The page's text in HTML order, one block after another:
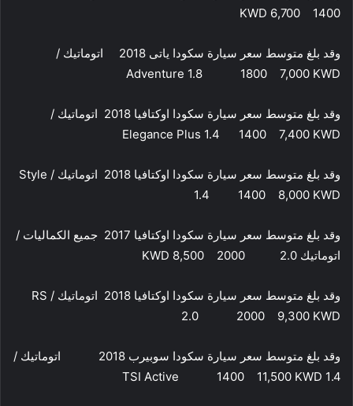
1400 6,700 KWD
وقد بلغ متوسط سعر سيارة سكودا ياتى 2018 اتوماتيك /
Adventure 1.8 1800 7,000 KWD
وقد بلغ متوسط سعر سيارة سكودا اوكتافيا 2018 اتوماتيك /
Elegance Plus 1.4 1400 7,400 KWD
وقد بلغ متوسط سعر سيارة سكودا اوكتافيا 2018 اتوماتيك / Style
1.4 1400 8,000 KWD
وقد بلغ متوسط سعر سيارة سكودا اوكتافيا 2017 جميع الكماليات /
اتوماتيك 2.0 2000 8,500 KWD
وقد بلغ متوسط سعر سيارة سكودا اوكتافيا 2018 اتوماتيك / RS
2.0 2000 9,300 KWD
وقد بلغ متوسط سعر سيارة سكودا سوبيرب 2018 اتوماتيك /
1.4 TSI Active 1400 11,500 KWD